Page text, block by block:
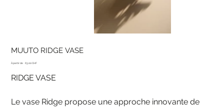
MUUTO RIDGE VASE
À partir de Prix
63.00 CHF
RIDGE VASE
Le vase Ridge propose une approche innovante de